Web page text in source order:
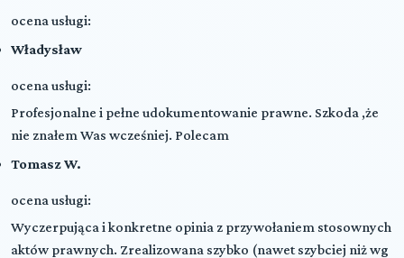
ocena usługi:
Władysław
ocena usługi:
Profesjonalne i pełne udokumentowanie prawne. Szkoda ,że
nie znałem Was wcześniej. Polecam
Tomasz W.
ocena usługi:
Wyczerpująca i konkretne opinia z przywołaniem stosownych
aktów prawnych. Zrealizowana szybko (nawet szybciej niż wg